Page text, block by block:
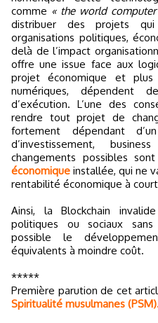
comme « the world
distribuer des projets
organisations politiques,
delà de l’impact
offre une issue face aux
projet économique et plus
numériques, dépendent
d’exécution. L’une des
rendre tout projet de
fortement dépendant
d’investissement,
changements possibles
économique installée, qui ne
rentabilité économique à
Ainsi, la Blockchain
politiques ou sociaux
possible le
équivalents à moindre coût.
*****
Première parution de cet
Spiritualité musulmanes